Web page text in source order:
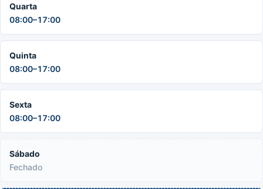
Quarta
08:00–17:00
Quinta
08:00–17:00
Sexta
08:00–17:00
Sábado
Fechado